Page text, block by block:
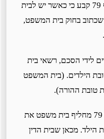
בחוק שיפוט בתי דין רבניים, סעיף 79 קבע כי כאשר יש לבית
בחוק בית המשפט,
לידי הסכם, רשאי בית
הילדים. (בית המשפט
טובת ההורה).
מכאן שגם בית הדין (על פי סעיף 79 מחליף בית משפט את
הילד. מכאן שבית הדין